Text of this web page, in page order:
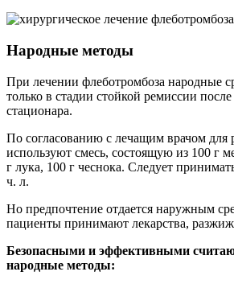
Народные методы
При лечении флеботромбоза народные
только в стадии стойкой ремиссии
стационара.
По согласованию с лечащим врачом для
используют смесь, состоящую из 100 г
г лука, 100 г чеснока. Следует
ч. л.
Но предпочтение отдается наружным
пациенты принимают лекарства,
Безопасными и эффективными
народные методы: